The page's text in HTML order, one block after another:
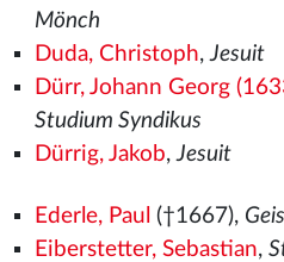
Mönch
Duda, Christoph,Jesuit
Dürr, Johann Georg
Studium Syndikus
Dürrig, Jakob,Jesuit
Ederle, Paul (†1667),
Eiberstetter, Sebastian,